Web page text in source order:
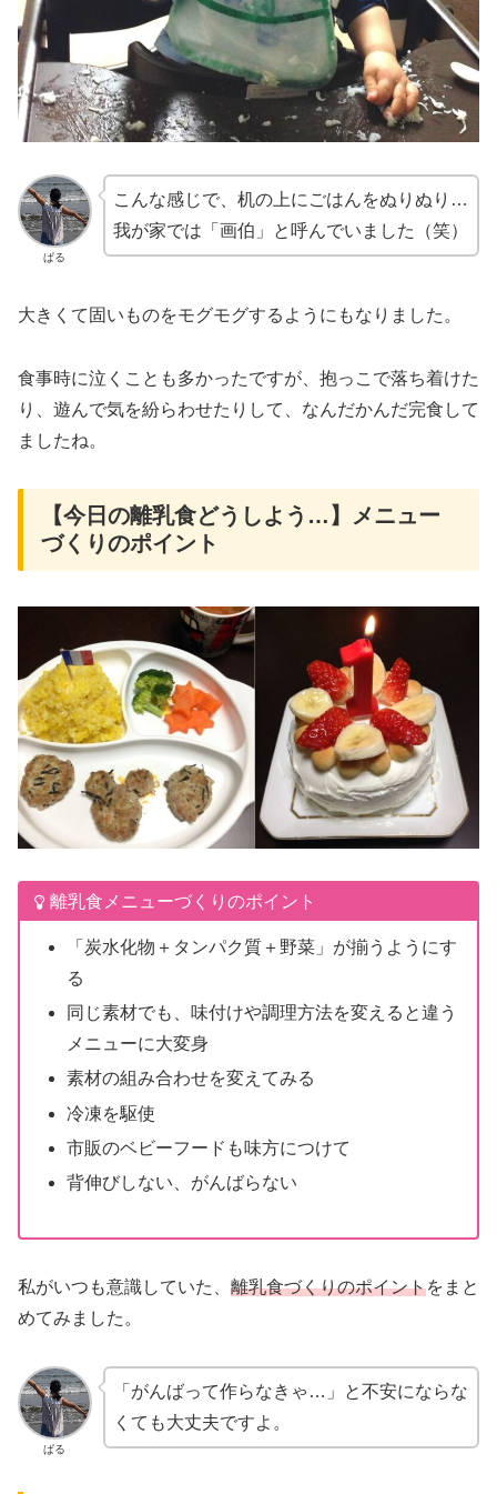
ぱる
こんな感じで、机の上にごはんをぬりぬり…
我が家では「画伯」と呼んでいました（笑）
大きくて固いものをモグモグするようにもなりました。
食事時に泣くことも多かったですが、抱っこで落ち着けた
り、遊んで気を紛らわせたりして、なんだかんだ完食して
ましたね。
【今日の離乳食どうしよう…】メニュー
づくりのポイント
離乳食メニューづくりのポイント
「炭水化物＋タンパク質＋野菜」が揃うようにす
る
同じ素材でも、味付けや調理方法を変えると違う
メニューに大変身
素材の組み合わせを変えてみる
冷凍を駆使
市販のベビーフードも味方につけて
背伸びしない、がんばらない
私がいつも意識していた、 離乳食づくりのポイントをまと
めてみました。
ぱる
「がんばって作らなきゃ…」と不安にならな
くても大丈夫ですよ。